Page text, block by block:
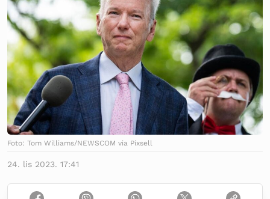
Foto: Tom Williams/NEWSCOM via Pixsell
24. lis 2023. 17:41